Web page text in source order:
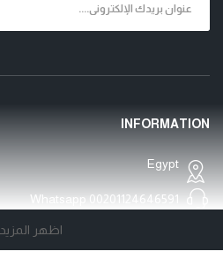
INFORMATION
Egypt
00201124646591
Whatsapp
Open Time:24 Hours/7اظهر المزيد